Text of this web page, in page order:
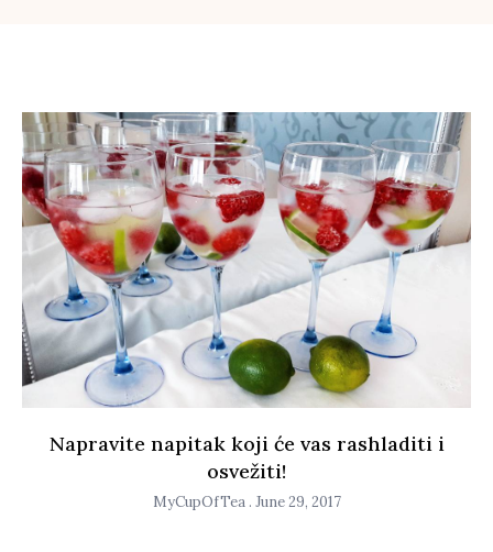
Napravite napitak koji će vas rashladiti i
osvežiti!
MyCupOfTea June 29, 2017